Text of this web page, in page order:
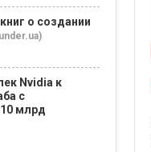
о создании
Nvidia к
с
млрд